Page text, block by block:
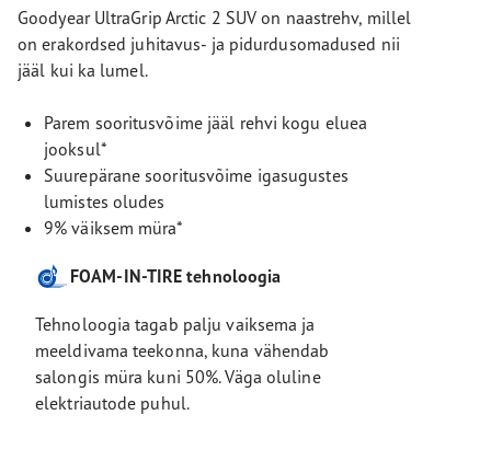
Goodyear UltraGrip Arctic 2 SUV on naastrehv, millel
on erakordsed juhitavus- ja pidurdusomadused nii
jääl kui ka lumel.
Parem sooritusvõime jääl rehvi kogu eluea
jooksul*
Suurepärane sooritusvõime igasugustes
lumistes oludes
9% väiksem müra*
FOAM-IN-TIRE tehnoloogia
Tehnoloogia tagab palju vaiksema ja
meeldivama teekonna, kuna vähendab
salongis müra kuni 50%. Väga oluline
elektriautode puhul.